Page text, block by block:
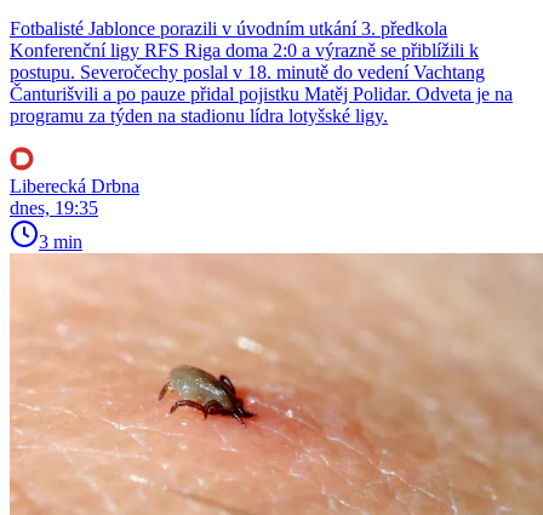
Fotbalisté Jablonce porazili v úvodním utkání 3. předkola
Konferenční ligy RFS Riga doma 2:0 a výrazně se přiblížili k
postupu. Severočechy poslal v 18. minutě do vedení Vachtang
Čanturišvili a po pauze přidal pojistku Matěj Polidar. Odveta je na
programu za týden na stadionu lídra lotyšské ligy.
Liberecká Drbna
dnes, 19:35
3 min